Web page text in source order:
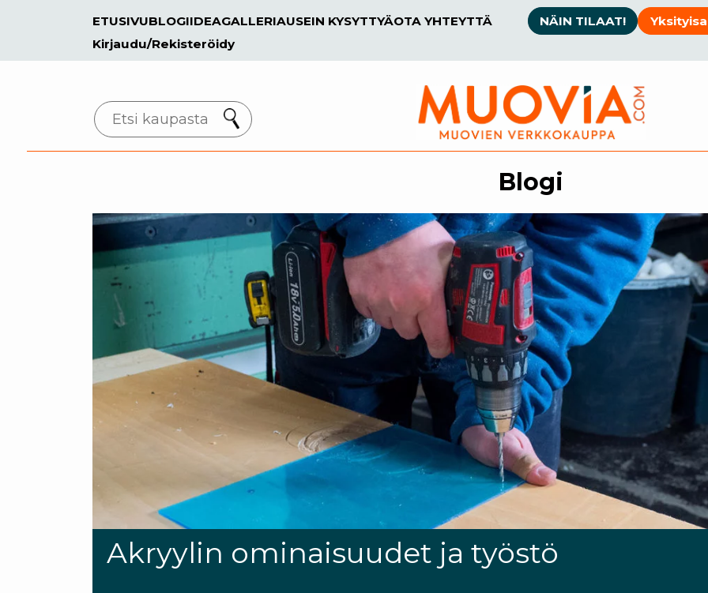
ETUSIVUBLOGIIDEAGALLERIAUSEIN KYSYTTYÄOTA YHTEYTTÄ NÄIN TILAAT!
Kirjaudu/Rekisteröidy
Search
Blogi
Akryylin ominaisuudet ja työstö